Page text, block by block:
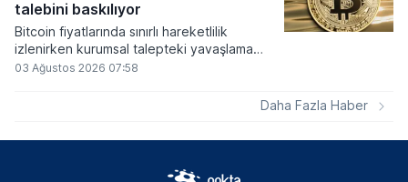
alımlarında kullanılmasına olanak sağlanıyor.
talebini baskılıyor
Bitcoin fiyatlarında sınırlı hareketlilik
izlenirken kurumsal talepteki yavaşlama
piyasa dinamiklerini etkiliyor. ABD Merkez
03 Ağustos 2026 07:58
Daha Fazla Haber